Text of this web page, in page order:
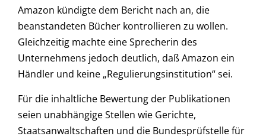
Amazon kündigte dem Bericht nach an, die
beanstandeten Bücher kontrollieren zu wollen.
Gleichzeitig machte eine Sprecherin des
Unternehmens jedoch deutlich, daß Amazon ein
Händler und keine „Regulierungsinstitution“ sei.
Für die inhaltliche Bewertung der Publikationen
seien unabhängige Stellen wie Gerichte,
Staatsanwaltschaften und die Bundesprüfstelle für